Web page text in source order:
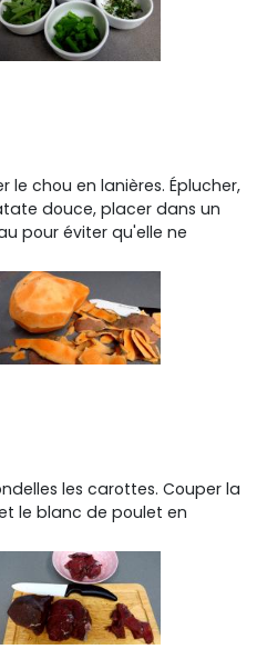
le chou en lanières. Éplucher,
douce, placer dans un
pour éviter qu'elle ne
les carottes. Couper la
le blanc de poulet en